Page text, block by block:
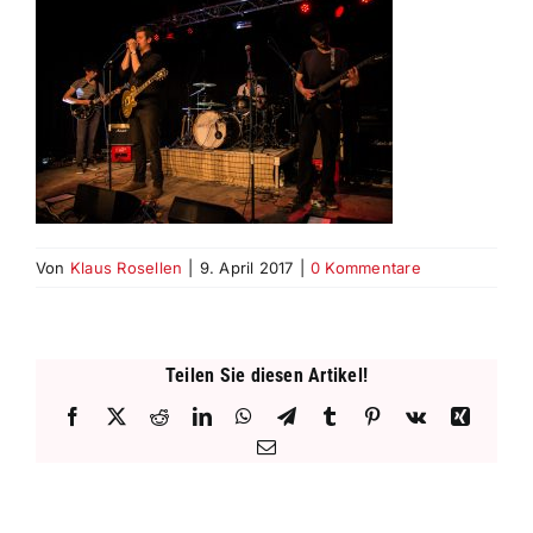
Von Klaus Rosellen 9. April 2017 0 Kommentare
Teilen Sie diesen Artikel!
Facebook
X RedditLinkedInWhatsApp
TelegramTumblr Pinterest
Vk
Xing
E-